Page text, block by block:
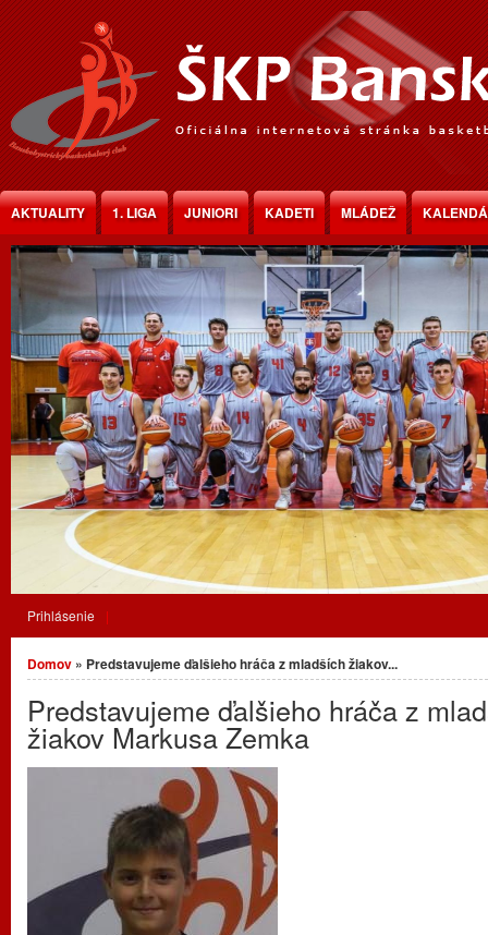
Jump to Content
AKTUALITY 1. LIGA JUNIORI KADETI MLÁDEŽ
Prihlásenie
Nachádzate sa tu
Domov » Predstavujeme ďalšieho hráča z mladších žiakov...
Predstavujeme ďalšieho hráča z
žiakov Markusa Zemka